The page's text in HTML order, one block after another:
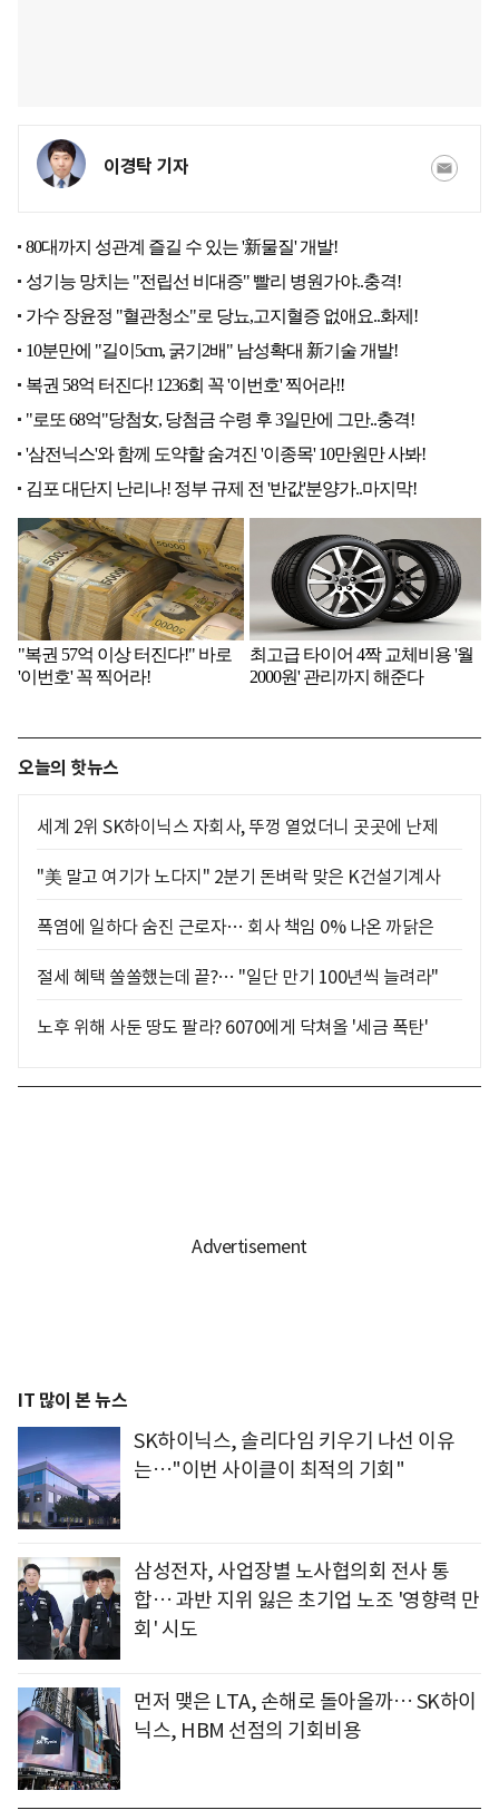
이경탁 기자
오늘의 핫뉴스
세계 2위 SK하이닉스 자회사, 뚜껑 열었더니 곳곳에 난제
"美 말고 여기가 노다지" 2분기 돈벼락 맞은 K건설기계사
폭염에 일하다 숨진 근로자… 회사 책임 0% 나온 까닭은
절세 혜택 쏠쏠했는데 끝?… "일단 만기 100년씩 늘려라"
노후 위해 사둔 땅도 팔라? 6070에게 닥쳐올 '세금 폭탄'
IT 많이 본 뉴스
SK하이닉스, 솔리다임 키우기 나선 이유
는…"이번 사이클이 최적의 기회"
삼성전자, 사업장별 노사협의회 전사 통
합… 과반 지위 잃은 초기업 노조 '영향력 만
회' 시도
먼저 맺은 LTA, 손해로 돌아올까… SK하이
닉스, HBM 선점의 기회비용